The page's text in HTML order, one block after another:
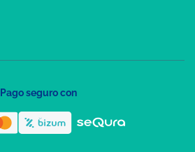
Pago seguro con